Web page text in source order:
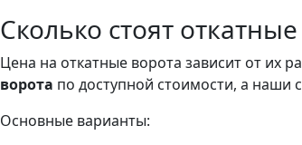
Сколько стоят
Цена на откатные ворота зависит от их
ворота по доступной стоимости, а наши
Основные варианты: